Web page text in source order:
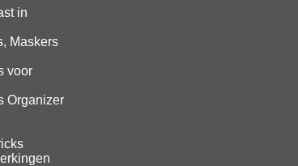
in
Maskers
voor
Organizer